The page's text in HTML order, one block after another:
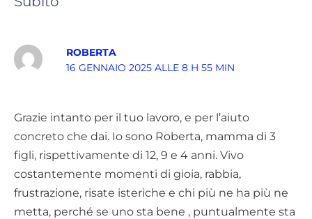
ROBERTA
16 GENNAIO 2025 ALLE 8 H 55 MIN
Grazie intanto per il tuo lavoro, e per l’aiuto
concreto che dai. Io sono Roberta, mamma di 3
figli, rispettivamente di 12, 9 e 4 anni. Vivo
costantemente momenti di gioia, rabbia,
frustrazione, risate isteriche e chi più ne ha più ne
metta, perché se uno sta bene , puntualmente sta